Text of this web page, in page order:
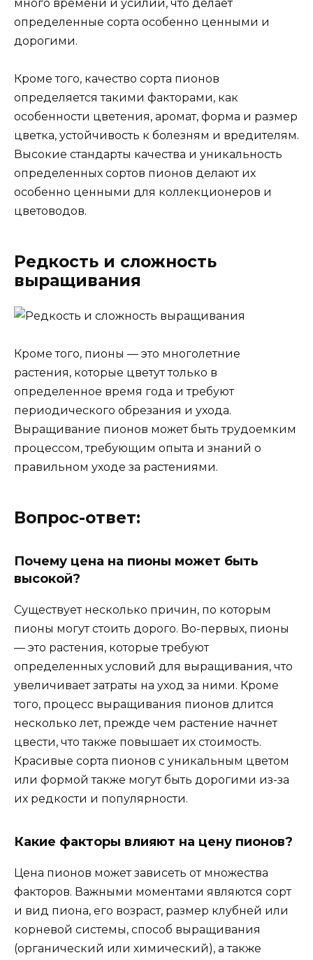
много времени и усилий, что делает
определенные сорта особенно ценными и
дорогими.
Кроме того, качество сорта пионов
определяется такими факторами, как
особенности цветения, аромат, форма и размер
цветка, устойчивость к болезням и вредителям.
Высокие стандарты качества и уникальность
определенных сортов пионов делают их
особенно ценными для коллекционеров и
цветоводов.
Редкость и сложность
выращивания
Кроме того, пионы — это многолетние
растения, которые цветут только в
определенное время года и требуют
периодического обрезания и ухода.
Выращивание пионов может быть трудоемким
процессом, требующим опыта и знаний о
правильном уходе за растениями.
Вопрос-ответ:
Почему цена на пионы может быть
высокой?
Существует несколько причин, по которым
пионы могут стоить дорого. Во-первых, пионы
— это растения, которые требуют
определенных условий для выращивания, что
увеличивает затраты на уход за ними. Кроме
того, процесс выращивания пионов длится
несколько лет, прежде чем растение начнет
цвести, что также повышает их стоимость.
Красивые сорта пионов с уникальным цветом
или формой также могут быть дорогими из-за
их редкости и популярности.
Какие факторы влияют на цену пионов?
Цена пионов может зависеть от множества
факторов. Важными моментами являются сорт
и вид пиона, его возраст, размер клубней или
корневой системы, способ выращивания
(органический или химический), а также